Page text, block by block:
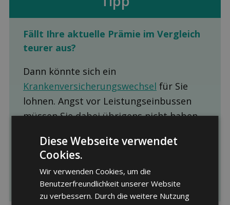
Fällt Ihre aktuelle Prämie im Ver­gleich
teurer aus?
Dann könnte sich ein
Krankenversicherungswechsel für Sie
lohnen. Angst vor Leistungseinbussen
müssen Sie dabei übrigens nicht haben.
sind gesetzlich vorgegeben und daher
bei allen Krankenkassen, Modellen und
Franchisen identisch.
Diese Webseite verwendet
Cookies.
Wir verwenden Cookies, um die
Benutzerfreundlichkeit unserer Website
zu verbessern. Durch die weitere Nutzung